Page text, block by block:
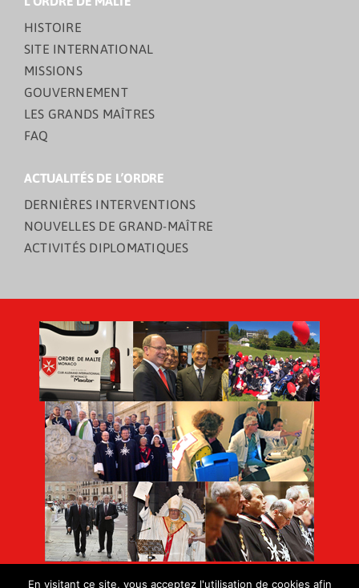
HISTOIRE
SITE INTERNATIONAL
MISSIONS
GOUVERNEMENT
LES GRANDS MAÎTRES
FAQ
ACTUALITÉS DE L’ORDRE
DERNIÈRES INTERVENTIONS
NOUVELLES DE GRAND-MAÎTRE
ACTIVITÉS DIPLOMATIQUES
En visitant ce site, vous acceptez l'utilisation de cookies afin